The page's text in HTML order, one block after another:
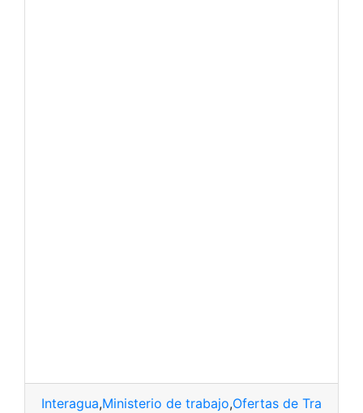
Interagua,Ministerio de trabajo,Ofertas de Trabajo